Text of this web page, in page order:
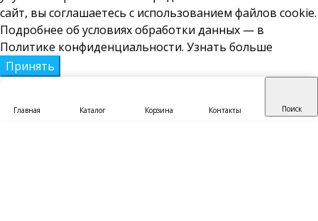
Главная Каталог Корзина Контакты Поиск
сайт, вы соглашаетесь с использованием файлов cookie.
Подробнее об условиях обработки данных — в
Политике конфиденциальности. Узнать больше
Принять